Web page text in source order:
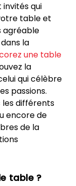
qui
table et
agréable
la
une table
la
qui célèbre
passions.
les différents
encore de
de la
table ?